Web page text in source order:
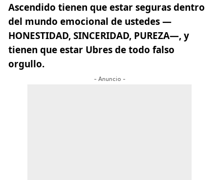
Ascendido tienen que estar seguras dentro
del mundo emocional de ustedes —
HONESTIDAD, SINCERIDAD, PUREZA—, y
tienen que estar Ubres de todo falso
orgullo.
- Anuncio -